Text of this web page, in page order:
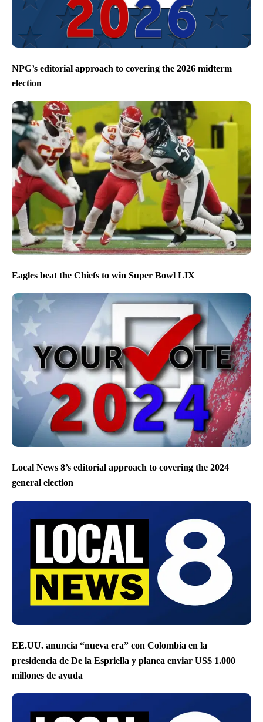
NPG’s editorial approach to covering the 2026 midterm
election
Eagles beat the Chiefs to win Super Bowl LIX
Local News 8’s editorial approach to covering the 2024
general election
EE.UU. anuncia “nueva era” con Colombia en la
presidencia de De la Espriella y planea enviar US$ 1.000
millones de ayuda